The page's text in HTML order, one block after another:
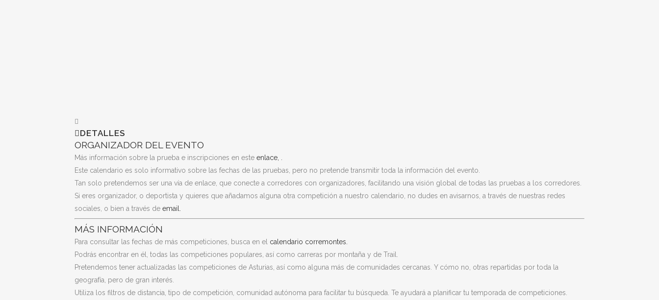
DETALLES
ORGANIZADOR DEL EVENTO
Más información sobre la prueba e inscripciones en este enlace, .
Este calendario es solo informativo sobre las fechas de las pruebas, pero no pretende transmitir toda la información del evento.
Tan solo pretendemos ser una vía de enlace, que conecte a corredores con organizadores, facilitando una visión global de todas las pruebas a los corredores.
Si eres organizador, o deportista y quieres que añadamos alguna otra competición a nuestro calendario, no dudes en avisarnos, a través de nuestras redes
sociales, o bien a través de email.
MÁS INFORMACIÓN
Para consultar las fechas de más competiciones, busca en el calendario corremontes.
Podrás encontrar en él, todas las competiciones populares, así como carreras por montaña y de Trail.
Pretendemos tener actualizadas las competiciones de Asturias, así como alguna más de comunidades cercanas. Y cómo no, otras repartidas por toda la
geografía, pero de gran interés.
Utiliza los filtros de distancia, tipo de competición, comunidad autónoma para facilitar tu búsqueda. Te ayudará a planificar tu temporada de competiciones.